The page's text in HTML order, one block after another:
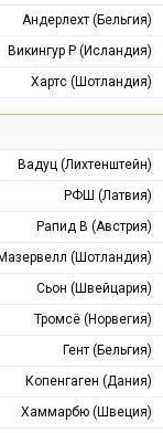
Андерлехт (Бельгия)
Викингур Р (Исландия)
Хартс (Шотландия)
Вадуц (Лихтенштейн)
РФШ (Латвия)
Рапид В (Австрия)
(Шотландия)
Сьон (Швейцария)
Тромсё (Норвегия)
Гент (Бельгия)
Копенгаген (Дания)
Хаммарбю (Швеция)